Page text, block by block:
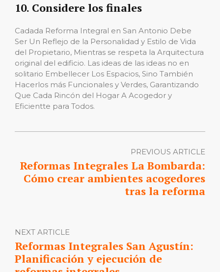
10. Considere los finales
Cadada Reforma Integral en San Antonio Debe
Ser Un Reflejo de la Personalidad y Estilo de Vida
del Propietario, Mientras se respeta la Arquitectura
original del edificio. Las ideas de las ideas no en
solitario Embellecer Los Espacios, Sino También
Hacerlos más Funcionales y Verdes, Garantizando
Que Cada Rincón del Hogar A Acogedor y
Eficientte para Todos.
PREVIOUS ARTICLE
Reformas Integrales La Bombarda:
Cómo crear ambientes acogedores
tras la reforma
NEXT ARTICLE
Reformas Integrales San Agustín:
Planificación y ejecución de